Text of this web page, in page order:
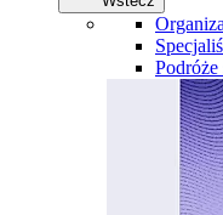
Podróże